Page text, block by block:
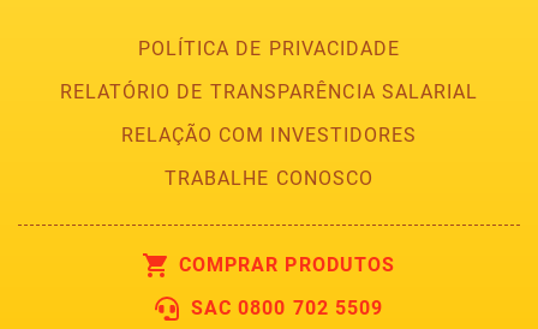
POLÍTICA DE PRIVACIDADE
RELATÓRIO DE TRANSPARÊNCIA SALARIAL
RELAÇÃO COM INVESTIDORES
TRABALHE CONOSCO
COMPRAR PRODUTOS
SAC 0800 702 5509